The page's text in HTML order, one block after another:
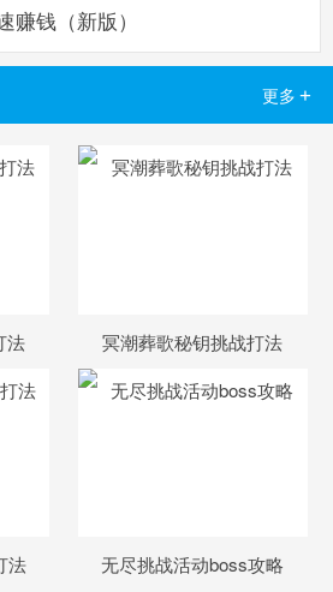
赚钱（新版）
更多 +
法 冥潮葬歌秘钥挑战打法
法 无尽挑战活动boss攻略